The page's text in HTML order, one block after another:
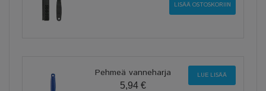
Pehmeä vanneharja
5,94 €
LUE LISÄÄ